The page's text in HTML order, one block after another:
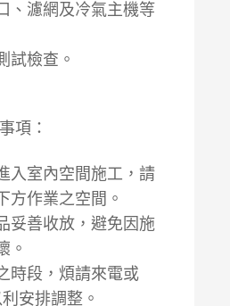
、濾網及冷氣主機等
試檢查。
項：
入室內空間施工，請
方作業之空間。
妥善收放，避免因施
。
時段，煩請來電或
安排調整。